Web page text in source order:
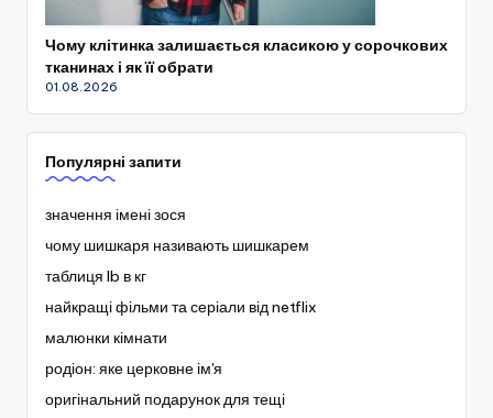
Чому клітинка залишається класикою у сорочкових
тканинах і як її обрати
01.08.2026
Популярні запити
значення імені зося
чому шишкаря називають шишкарем
таблиця lb в кг
найкращі фільми та серіали від netflix
малюнки кімнати
родіон: яке церковне ім'я
оригінальний подарунок для тещі